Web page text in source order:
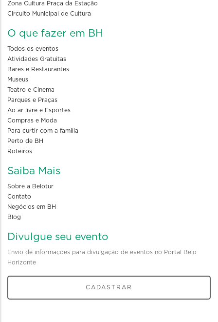
Zona Cultura Praça da Estação
Circuito Municipal de Cultura
O que fazer em BH
Todos os eventos
Atividades Gratuitas
Bares e Restaurantes
Museus
Teatro e Cinema
Parques e Praças
Ao ar livre e Esportes
Compras e Moda
Para curtir com a familia
Perto de BH
Roteiros
Saiba Mais
Sobre a Belotur
Contato
Negócios em BH
Blog
Divulgue seu evento
Envio de informações para divulgação de eventos no Portal Belo
Horizonte
CADASTRAR